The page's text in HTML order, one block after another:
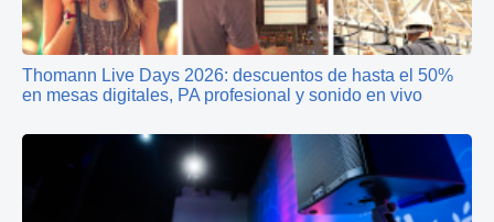
Thomann Live Days 2026: descuentos de hasta el 50%
en mesas digitales, PA profesional y sonido en vivo